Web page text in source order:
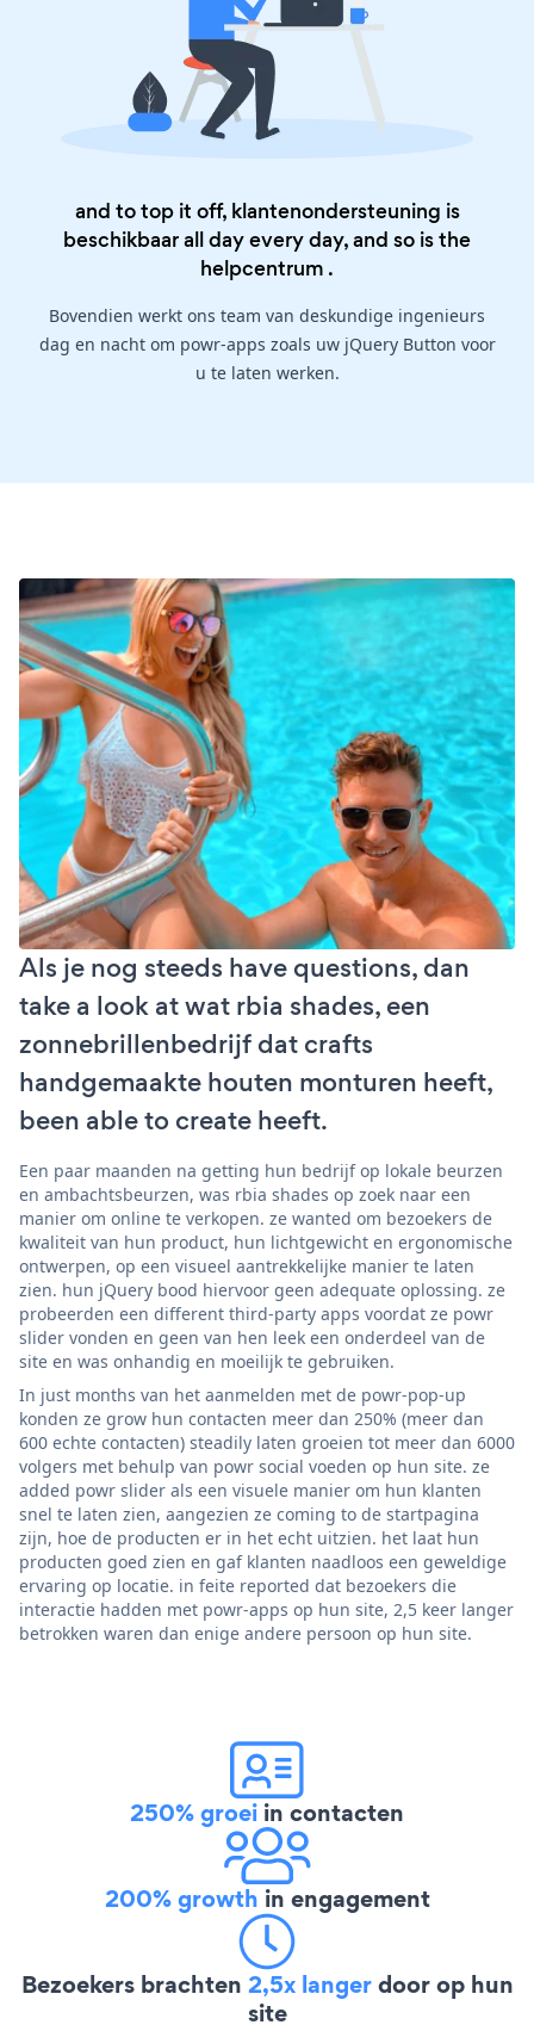
and to top it off, klantenondersteuning is
beschikbaar all day every day, and so is the
helpcentrum .
Bovendien werkt ons team van deskundige ingenieurs
dag en nacht om powr-apps zoals uw jQuery Button voor
u te laten werken.
Als je nog steeds have questions, dan
take a look at wat rbia shades, een
zonnebrillenbedrijf dat crafts
handgemaakte houten monturen heeft,
been able to create heeft.
Een paar maanden na getting hun bedrijf op lokale beurzen
en ambachtsbeurzen, was rbia shades op zoek naar een
manier om online te verkopen. ze wanted om bezoekers de
kwaliteit van hun product, hun lichtgewicht en ergonomische
ontwerpen, op een visueel aantrekkelijke manier te laten
zien. hun jQuery bood hiervoor geen adequate oplossing. ze
probeerden een different third-party apps voordat ze powr
slider vonden en geen van hen leek een onderdeel van de
site en was onhandig en moeilijk te gebruiken.
In just months van het aanmelden met de powr-pop-up
konden ze grow hun contacten meer dan 250% (meer dan
600 echte contacten) steadily laten groeien tot meer dan 6000
volgers met behulp van powr social voeden op hun site. ze
added powr slider als een visuele manier om hun klanten
snel te laten zien, aangezien ze coming to de startpagina
zijn, hoe de producten er in het echt uitzien. het laat hun
producten goed zien en gaf klanten naadloos een geweldige
ervaring op locatie. in feite reported dat bezoekers die
interactie hadden met powr-apps op hun site, 2,5 keer langer
betrokken waren dan enige andere persoon op hun site.
250% groei in contacten
200% growth in engagement
Bezoekers brachten 2,5x langerdoor op hun
site